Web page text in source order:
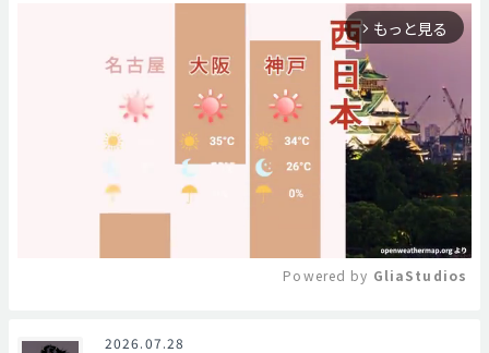
arrow_forward_ios もっと見る
Powered by GliaStudios
2026.07.28